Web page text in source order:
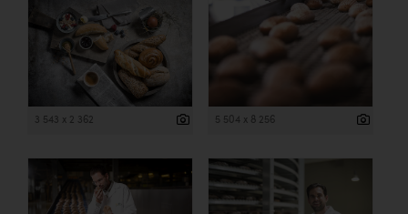
3 543 x 2 362 5 504 x 8 256